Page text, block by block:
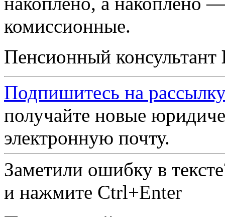
комиссионные.
Пенсионный консультант
Подпишитесь на
получайте новые
электронную почту.
Заметили ошибку в
и нажмите Ctrl+Enter